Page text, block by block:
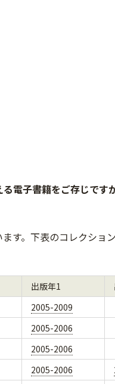
電子書籍をご存じで
す。下表のコレクショ
出版年1
2005-2009
2005-2006
2005-2006
2005-2006